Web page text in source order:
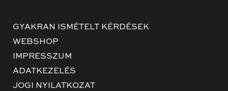
GYAKRAN ISMÉTELT KÉRDÉSEK
WEBSHOP
IMPRESSZUM
ADATKEZELÉS
JOGI NYILATKOZAT